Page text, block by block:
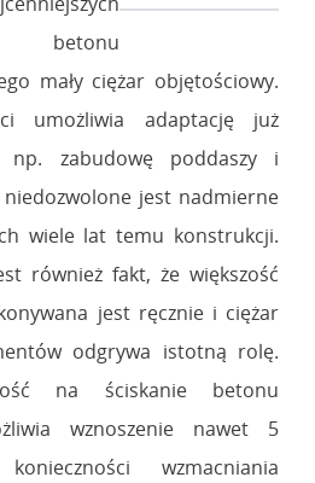
betonu
mały ciężar objętościowy.
umożliwia adaptację już
np. zabudowę poddaszy i
jest nadmierne
wiele lat temu konstrukcji.
również fakt, że większość
jest ręcznie i ciężar
odgrywa istotną rolę.
na ściskanie betonu
wznoszenie nawet 5
wzmacniania